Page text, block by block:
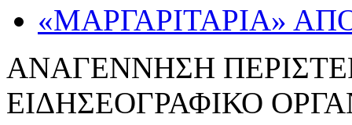
«ΜΑΡΓΑΡΙΤΑΡΙΑ»
ΑΝΑΓΕΝNΗΣΗ
ΕΙΔΗΣΕΟΓΡΑΦΙΚΟ